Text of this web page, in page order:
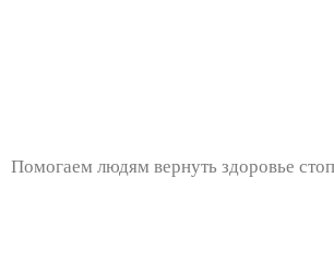
Помогаем людям вернуть здоровье